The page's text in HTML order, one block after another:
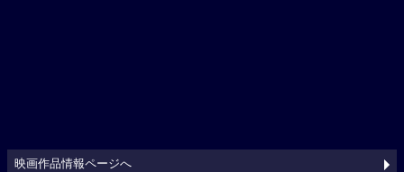
映画作品情報ページへ